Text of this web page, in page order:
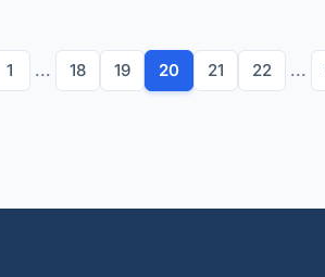
1 ... 18 19 20 21 22 ...